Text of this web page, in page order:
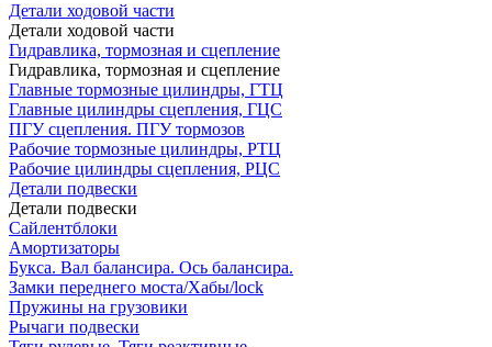
Детали ходовой части
Детали ходовой части
Гидравлика, тормозная и сцепление
Гидравлика, тормозная и сцепление
Главные тормозные цилиндры, ГТЦ
Главные цилиндры сцепления, ГЦС
ПГУ сцепления. ПГУ тормозов
Рабочие тормозные цилиндры, РТЦ
Рабочие цилиндры сцепления, РЦС
Детали подвески
Детали подвески
Cайлентблоки
Амортизаторы
Букса. Вал балансира. Ось балансира.
Замки переднего моста/Хабы/lock
Пружины на грузовики
Рычаги подвески